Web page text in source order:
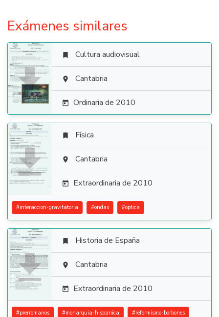
Exámenes similares

 Cultura audiovisual
 Cantabria
 Ordinaria de 2010

 Física
 Cantabria
 Extraordinaria de 2010
#interaccion-gravitatoria #ondas #optica

 Historia de España
 Cantabria
 Extraordinaria de 2010
#prerromanos #monarquia-hispanica #reformismo-borbones